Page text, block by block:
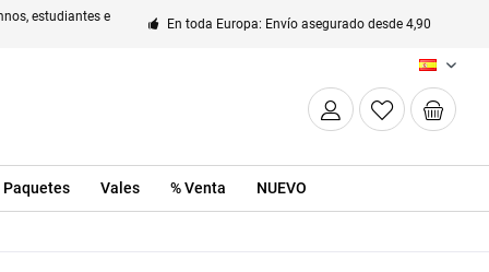
estudiantes e
En toda Europa: Envío asegurado desde 4,90
ES
Paquetes Vales % Venta NUEVO